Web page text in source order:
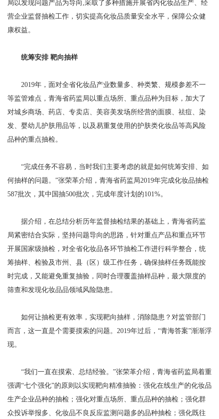
局以发现问题产品为导向,采取了多种措施开展省内化妆品生产、经
营企业监督抽检工作，切实提高化妆品质量安全水平，保障公众健
康权益。
统筹安排 靶向抽样
2019年，面对全省化妆品产业数量多、种类繁、规模参差不一
等监管难点，青海省药监局以重点场所、重点品种为目标，加大了
对城乡商场、药店、专卖店、美容美发场所经营的面膜、祛痘、染
发、婴幼儿护肤用品等，以及易重复使用的护肤类化妆品等高风险
品种的重点抽检。
“完成任务不容易，当时我们主要考虑的就是如何统筹安排、如
何抽样的问题。”张荣革介绍，青海省药监局2019年完成化妆品抽检
587批次，其中国抽500批次，完成年度计划的101%。
据介绍，在总结分析历年监督抽检结果的基础上，青海省药监
局紧密结合实际，坚持问题导向的思路，针对重点产品和重点环节
开展国家级抽检，对全省化妆品各环节抽检工作进行科学整合，统
筹抽样、检验及市州、县（区）级工作任务，确保抽样任务既能按
时完成，又能避免重复抽验，同时合理覆盖抽样品种，最大限度的
筛查和发现化妆品品领域风险隐患。
如何让抽检更有效率，实现靶向抽样，消除隐患？对监管部门
而言，这一直是个需要摸索的问题。2019年过后，“青海答案”渐渐浮
现。
“我们一直在摸索、总结经验。”张荣革介绍，青海省药监局着重
强调“七个强化”的原则以实现靶向精准抽验：强化在线生产的化妆品
生产企业品种的抽检；强化对重点场所、重点品种的抽检；强化群
众投诉举报多、化妆品不良反应监测问题多的品种抽检；强化既往